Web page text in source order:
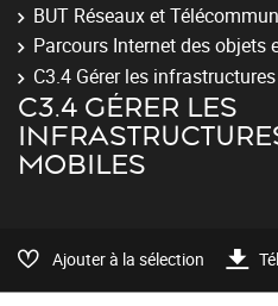
BUT Réseaux et
Parcours Internet des objets
C3.4 Gérer les
C3.4 GÉRER LES
MOBILES
Ajouter à la sélection